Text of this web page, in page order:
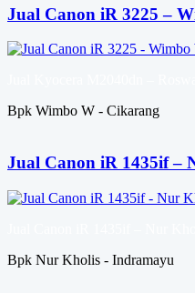
Jual Canon iR 3225 –
Bpk Wimbo W - Cikarang
Jual Canon iR 1435if –
Bpk Nur Kholis - Indramayu